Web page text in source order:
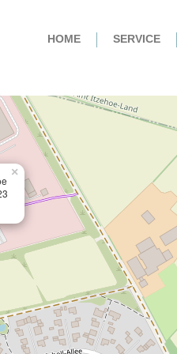
HOME SERVICE
×